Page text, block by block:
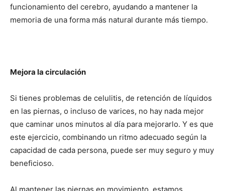
funcionamiento del cerebro, ayudando a mantener la
memoria de una forma más natural durante más tiempo.
Mejora la circulación
Si tienes problemas de celulitis, de retención de líquidos
en las piernas, o incluso de varices, no hay nada mejor
que caminar unos minutos al día para mejorarlo. Y es que
este ejercicio, combinando un ritmo adecuado según la
capacidad de cada persona, puede ser muy seguro y muy
beneficioso.
Al mantener las piernas en movimiento, estamos